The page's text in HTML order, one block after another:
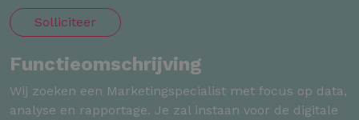
Solliciteer
Functieomschrijving
Wij zoeken een Marketingspecialist met focus op data,
analyse en rapportage. Je zal instaan voor de digitale